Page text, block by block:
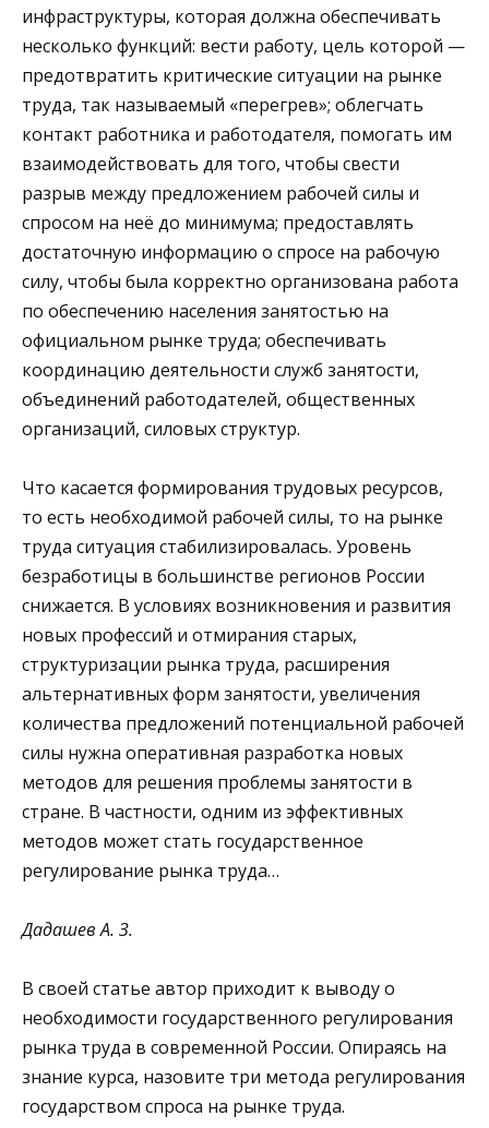
инфраструктуры, которая должна обеспечивать
несколько функций: вести работу, цель которой —
предотвратить критические ситуации на рынке
труда, так называемый «перегрев»; облегчать
контакт работника и работодателя, помогать им
взаимодействовать для того, чтобы свести
разрыв между предложением рабочей силы и
спросом на неё до минимума; предоставлять
достаточную информацию о спросе на рабочую
силу, чтобы была корректно организована работа
по обеспечению населения занятостью на
официальном рынке труда; обеспечивать
координацию деятельности служб занятости,
объединений работодателей, общественных
организаций, силовых структур.
Что касается формирования трудовых ресурсов,
то есть необходимой рабочей силы, то на рынке
труда ситуация стабилизировалась. Уровень
безработицы в большинстве регионов России
снижается. В условиях возникновения и развития
новых профессий и отмирания старых,
структуризации рынка труда, расширения
альтернативных форм занятости, увеличения
количества предложений потенциальной рабочей
силы нужна оперативная разработка новых
методов для решения проблемы занятости в
стране. В частности, одним из эффективных
методов может стать государственное
регулирование рынка труда…
Дадашев А. З.
В своей статье автор приходит к выводу о
необходимости государственного регулирования
рынка труда в современной России. Опираясь на
знание курса, назовите три метода регулирования
государством спроса на рынке труда.